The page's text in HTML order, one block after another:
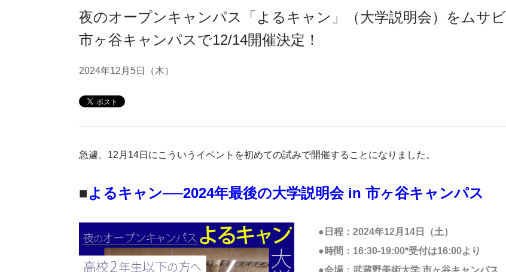
夜のオープンキャンパス「よるキャン」（大学説明会）をムサビ
市ヶ谷キャンパスで12/14開催決定！
2024年12月5日（木）
急遽、12月14日にこういうイベントを初めての試みで開催することになりました。
■よるキャン──2024年最後の大学説明会 in 市ヶ谷キャンパス
●日程：2024年12月14日（土）
●時間：16:30-19:00*受付は16:00より
●会場：武蔵野美術大学 市ヶ谷キャンパス